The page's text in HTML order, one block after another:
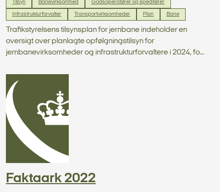
Tilsyn Banevirksomhed Godsoperatører og speditører
Infrastrukturforvalter Transportvirksomheder Plan Bane
Trafikstyrelsens tilsynsplan for jernbane indeholder en
oversigt over planlagte opfølgningstilsyn for
jernbanevirksomheder og infrastrukturforvaltere i 2024, fo...
Faktaark 2022